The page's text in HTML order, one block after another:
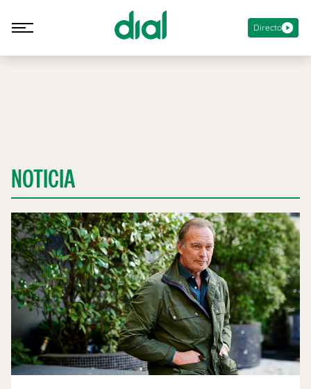
Directo
NOTICIA